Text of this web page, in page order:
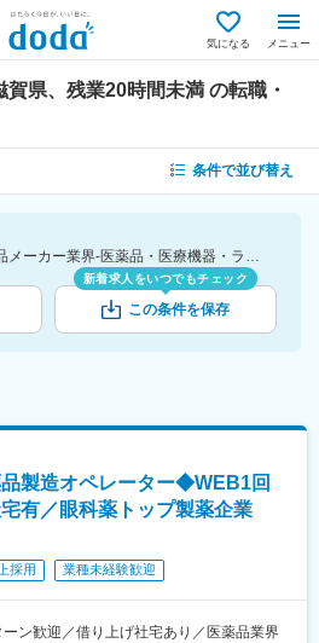
気になる メニュー
賀県、残業20時間未満 の転職・
条件で並び替え
[勤務地]滋賀県 [業種]医薬品メーカー業界-医薬品・医療機器・ライフサイエンス・医療系サービス [詳細条件](休日・働き方)残業20時間未満
新着求人をいつでもチェック
この条件を保存
品製造オペレーター◆WEB1回
有／眼科薬トップ製薬企業
採用 業種未経験歓迎
ーン歓迎／借り上げ社宅あり／医薬品業界